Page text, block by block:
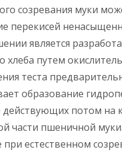
созревания муки
перекисей
является
хлеба путем
теста
образование
потом на
части пшеничной
естественном